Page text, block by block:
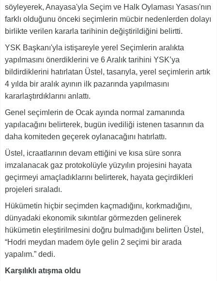
söyleyerek, Anayasa'yla Seçim ve Halk Oylaması Yasası'nın
farklı olduğunu önceki seçimlerin mücbir nedenlerden dolayı
birlikte verilen kararla tarihinin değiştirildiğini belirtti.
YSK Başkanı'yla istişareyle yerel Seçimlerin aralıkta
yapılmasını önerdiklerini ve 6 Aralık tarihini YSK’ya
bildirdiklerini hatırlatan Üstel, tasarıyla, yerel seçimlerin artık
4 yılda bir aralık ayının ilk pazarında yapılmasını
kararlaştırdıklarını anlattı.
Genel seçimlerin de Ocak ayında normal zamanında
yapılacağını belirterek, bugün ivediliği istenen tasarının da
daha komiteden geçerek oylanacağını hatırlattı.
Üstel, icraatlarının devam ettiğini ve kısa süre sonra
imzalanacak gaz protokolüyle yüzyılın projesini hayata
geçirmeyi amaçladıklarını belirterek, hayata geçirdikleri
projeleri sıraladı.
Hükümetin hiçbir seçimden kaçmadığını, korkmadığını,
dünyadaki ekonomik sıkıntılar görmezden gelinerek
hükümetin eleştirilmesini doğru bulmadığını belirten Üstel,
“Hodri meydan madem öyle gelin 2 seçimi bir arada
yapalım.” dedi.
Karşılıklı atışma oldu